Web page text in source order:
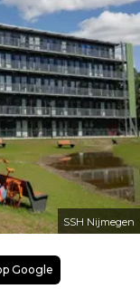
SSH Nijmegen
Google